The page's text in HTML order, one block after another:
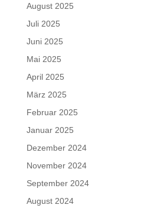
August 2025
Juli 2025
Juni 2025
Mai 2025
April 2025
März 2025
Februar 2025
Januar 2025
Dezember 2024
November 2024
September 2024
August 2024